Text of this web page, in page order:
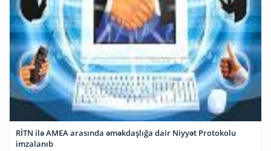
RİTN ilə AMEA arasında əməkdaşlığa dair Niyyət Protokolu
imzalanıb